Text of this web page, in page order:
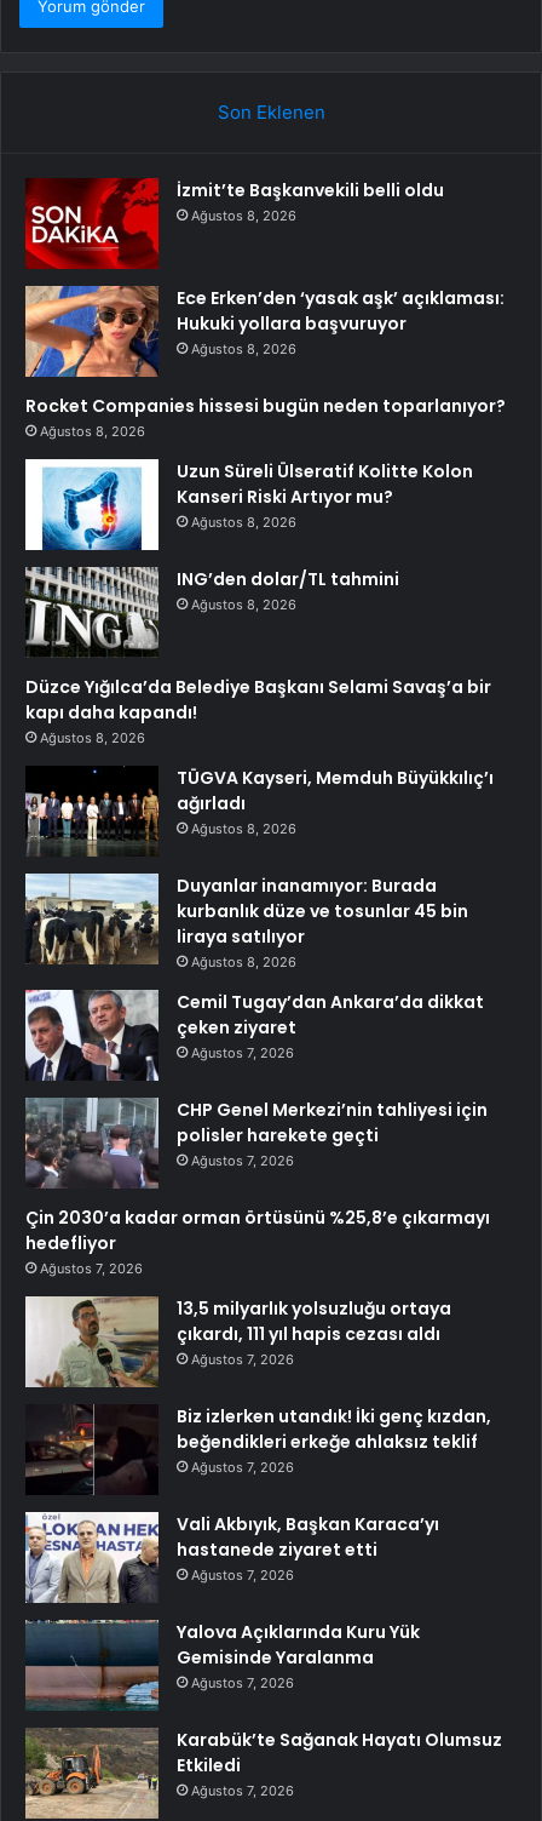
Son Eklenen
İzmit’te Başkanvekili belli oldu
Ağustos 8, 2026
Ece Erken’den ‘yasak aşk’ açıklaması:
Hukuki yollara başvuruyor
Ağustos 8, 2026
Rocket Companies hissesi bugün neden toparlanıyor?
Ağustos 8, 2026
Uzun Süreli Ülseratif Kolitte Kolon
Kanseri Riski Artıyor mu?
Ağustos 8, 2026
ING’den dolar/TL tahmini
Ağustos 8, 2026
Düzce Yığılca’da Belediye Başkanı Selami Savaş’a bir
kapı daha kapandı!
Ağustos 8, 2026
TÜGVA Kayseri, Memduh Büyükkılıç’ı
ağırladı
Ağustos 8, 2026
Duyanlar inanamıyor: Burada
kurbanlık düze ve tosunlar 45 bin
liraya satılıyor
Ağustos 8, 2026
Cemil Tugay’dan Ankara’da dikkat
çeken ziyaret
Ağustos 7, 2026
CHP Genel Merkezi’nin tahliyesi için
polisler harekete geçti
Ağustos 7, 2026
Çin 2030’a kadar orman örtüsünü %25,8’e çıkarmayı
hedefliyor
Ağustos 7, 2026
13,5 milyarlık yolsuzluğu ortaya
çıkardı, 111 yıl hapis cezası aldı
Ağustos 7, 2026
Biz izlerken utandık! İki genç kızdan,
beğendikleri erkeğe ahlaksız teklif
Ağustos 7, 2026
Vali Akbıyık, Başkan Karaca’yı
hastanede ziyaret etti
Ağustos 7, 2026
Yalova Açıklarında Kuru Yük
Gemisinde Yaralanma
Ağustos 7, 2026
Karabük’te Sağanak Hayatı Olumsuz
Etkiledi
Ağustos 7, 2026